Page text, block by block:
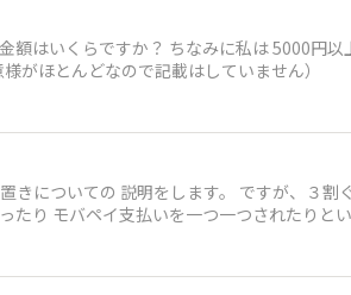
でクロネコゆうパケットを無料 1
がほとんどなので記載はしていません）
が、３割ぐらいの方がメッセージを読まれて
モバペイ支払いを一つ一つされたりというトラ
トラブル回避になるのでは。。。と